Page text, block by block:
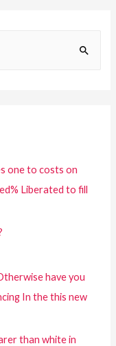
one to costs on
Liberated to fill
have you
In the this new
than white in